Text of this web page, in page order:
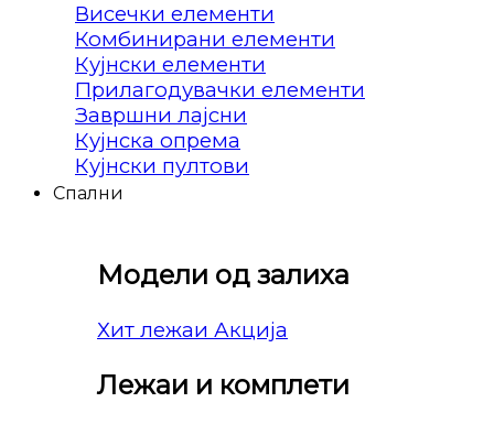
Висечки елементи
Комбинирани елементи
Кујнски елементи
Прилагодувачки елементи
Завршни лајсни
Кујнска опрема
Кујнски пултови
Спални
Модели од залиха
Хит лежаи
Лежаи и комплети